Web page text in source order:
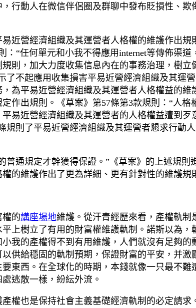
行動人在微信伴侶圈及群聊中發布貶損性、
近營經濟組織及其運營者人格權的維護作出
“任何單元和小我不得應用internet等傳佈渠
則，加大力度收集信息內在的事務治理，樹
不起應用收集損害平易近營經濟組織及其運
為平易近營經濟組織及其運營者人格權益的
作出規則。《草案》第57條第3款規則：“人
易近營經濟組織及其運營者的人格權益遭到
則了平易近營經濟組織及其運營者懇求行動
通規定才幹獲得保證。”《草案》的上述規
的維護作出了更為詳細、更有針對性的維護規
權的講座場地維護。從汗青經歷來看，產權軌
上樹立了有用的財富權維護軌制。諾斯以為
我的產權得不到有用維護，人們就沒有足夠
供給穩固的軌制預期，保證財富的平安，并
東西。在全球化的時期，本錢就像一只最不
逃散一樣，紛紜外流。
權也是保持社會主義基礎經濟軌制的必定請